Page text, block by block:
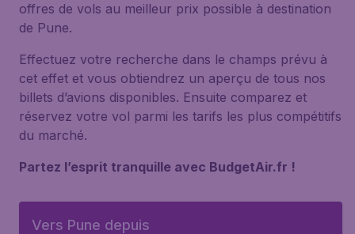
offres de vols au meilleur prix possible à destination
de Pune.
Effectuez votre recherche dans le champs prévu à
cet effet et vous obtiendrez un aperçu de tous nos
billets d’avions disponibles. Ensuite comparez et
réservez votre vol parmi les tarifs les plus compétitifs
du marché.
Partez l’esprit tranquille avec BudgetAir.fr !
Vers Pune depuis